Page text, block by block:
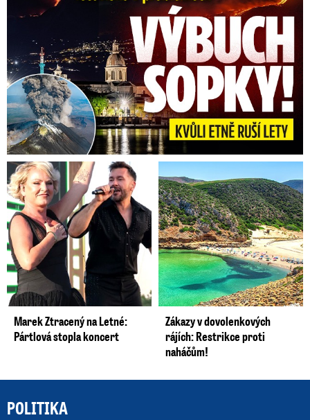
Marek Ztracený na Letné:
Pártlová stopla koncert
Zákazy v dovolenkových
rájích: Restrikce proti
naháčům!
POLITIKA